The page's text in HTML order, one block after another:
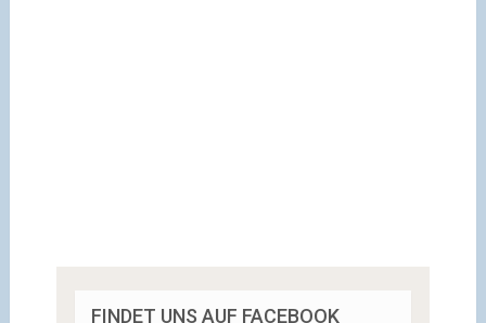
FINDET UNS AUF FACEBOOK